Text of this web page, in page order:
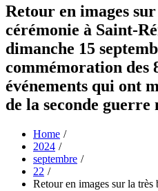
Retour en images
cérémonie à Saint-
dimanche 15
commémoration des
événements qui ont
de la seconde guerre
Home
2024
septembre
22
Retour en images sur la